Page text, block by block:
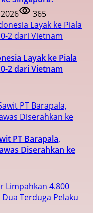
365
Layak ke Piala
2 dari Vietnam
PT Barapala,
Diserahkan ke